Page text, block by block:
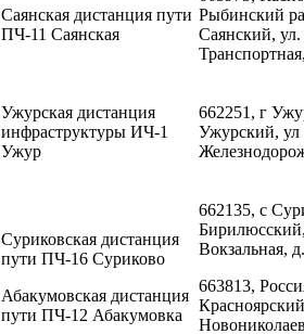
Саянская дистанция пути
ПЧ-11 Саянская
Рыбинский
Саянский, ул.
Ужурская дистанция
инфраструктуры ИЧ-1
Ужур
662251, г
Ужурский, ул
Суриковская дистанция
пути ПЧ-16 Суриково
Абакумовская дистанция
пути ПЧ-12 Абакумовка
662135, с
Вокзальная,
663813,